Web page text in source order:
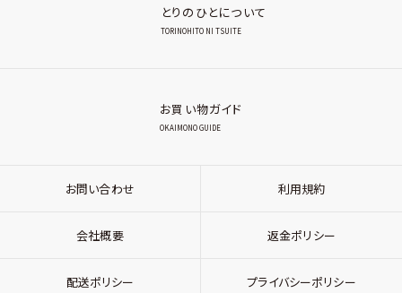
とりのひとについて
TORINOHITO NI TSUITE
お買い物ガイド
OKAIMONO GUIDE
お問い合わせ 利用規約
会社概要 返金ポリシー
配送ポリシー プライバシーポリシー